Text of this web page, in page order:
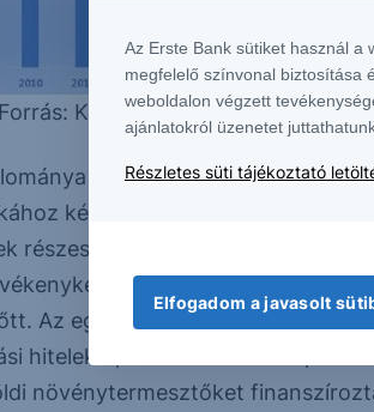
Forrás: KSH + *Erste Agrár
0,8 százalékkal 1048,2
képest. Ezen belül a
részesedése pedig 36,3
egyéni gazdaságok
Az egyéni gazdaságok hitelein
hitelek 2,4 százalékkal 249,1
növénytermesztőket
Az Erste Bank sütiket használ a
megfelelő színvonal biztosítása
weboldalon végzett
ajánlatokról üzenetet
Részletes süti tájékoztató
Elfogadom a javasolt